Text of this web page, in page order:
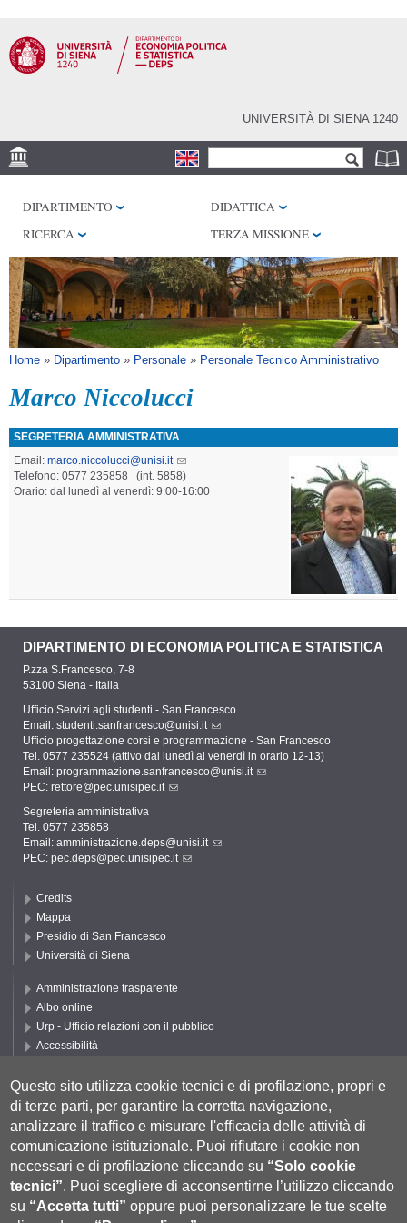
contenuto
principale
UNIVERSITÀ DI SIENA 1240
Form di ricerca
CENTRI DI RICERCA
BIBLIOTECHE
SERVIZI
SEM
DIPARTIMENTO
DIDATTICA
RICERCA
TERZA MISSIONE
Tu sei qui
Home » Dipartimento » Personale » Personale Tecnico Amministrativo
Marco Niccolucci
SEGRETERIA AMMINISTRATIVA
Email: marco.niccolucci@unisi.it
Telefono: 0577 235858 (int. 5858)
Orario: dal lunedì al venerdì: 9:00-16:00
DIPARTIMENTO DI ECONOMIA POLITICA E STATISTICA
P.zza S.Francesco, 7-8
53100 Siena - Italia
Ufficio Servizi agli studenti - San Francesco
Email: studenti.sanfrancesco@unisi.it
Ufficio progettazione corsi e programmazione - San Francesco
Tel. 0577 235524 (attivo dal lunedì al venerdì in orario 12-13)
Email: programmazione.sanfrancesco@unisi.it
PEC: rettore@pec.unisipec.it
Segreteria amministrativa
Tel. 0577 235858
Email: amministrazione.deps@unisi.it
PEC: pec.deps@pec.unisipec.it
Credits
Mappa
Presidio di San Francesco
Università di Siena
Amministrazione trasparente
Albo online
Urp - Ufficio relazioni con il pubblico
Accessibilità
Cookie settings
Segui DEPS
Questo sito utilizza cookie tecnici e di profilazione, propri e
di terze parti, per garantire la corretta navigazione,
analizzare il traffico e misurare l'efficacia delle attività di
comunicazione istituzionale. Puoi rifiutare i cookie non
necessari e di profilazione cliccando su “Solo cookie
tecnici”. Puoi scegliere di acconsentirne l’utilizzo cliccando
su “Accetta tutti” oppure puoi personalizzare le tue scelte